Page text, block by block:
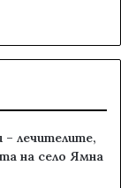
лечителите,
на село Ямна